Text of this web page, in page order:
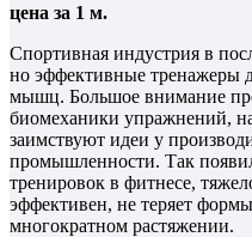
цена за 1 м.
Спортивная индустрия в
но эффективные тренажеры
мышц. Большое внимание
биомеханики упражнений,
заимствуют идеи у
промышленности. Так
тренировок в фитнесе,
эффективен, не теряет
многократном растяжении.